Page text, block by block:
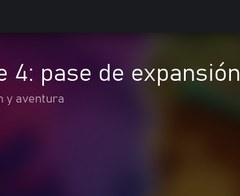
4: pase de expansión
y aventura